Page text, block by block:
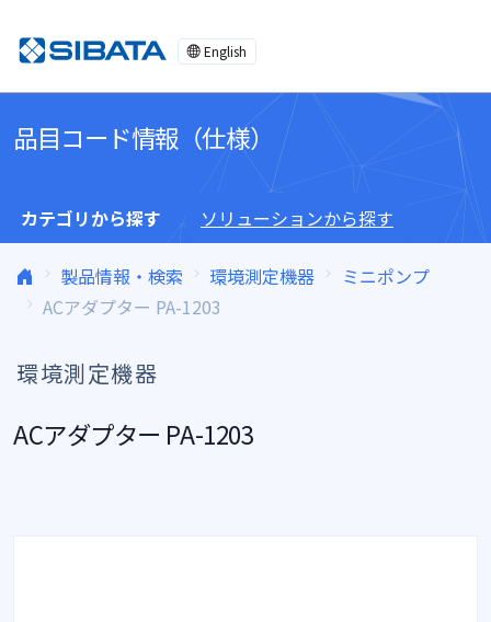
English
品目コード情報（仕様）
カテゴリから探す ソリューションから探す
製品情報・検索 環境測定機器
ミニポンプ
ACアダプター PA-1203
環境測定機器
ACアダプター PA-1203